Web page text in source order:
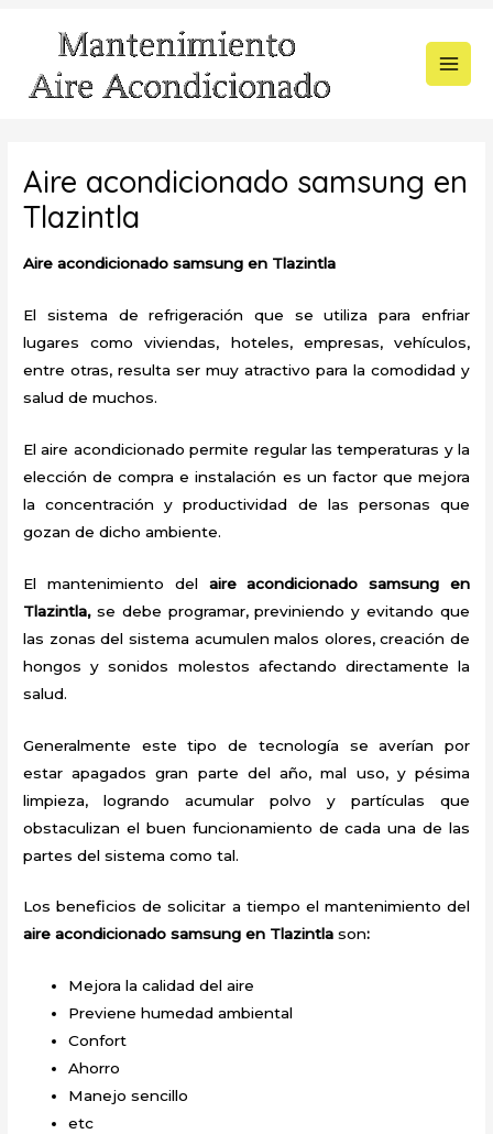
contenido
Aire acondicionado samsung en
Tlazintla
Aire acondicionado samsung en Tlazintla
El sistema de refrigeración que se utiliza para enfriar
lugares como viviendas, hoteles, empresas, vehículos,
entre otras, resulta ser muy atractivo para la comodidad y
salud de muchos.
El aire acondicionado permite regular las temperaturas y la
elección de compra e instalación es un factor que mejora
la concentración y productividad de las personas que
gozan de dicho ambiente.
El mantenimiento del aire acondicionado samsung en
Tlazintla,se debe programar, previniendo y evitando que
las zonas del sistema acumulen malos olores, creación de
hongos y sonidos molestos afectando directamente la
salud.
Generalmente este tipo de tecnología se averían por
estar apagados gran parte del año, mal uso, y pésima
limpieza, logrando acumular polvo y partículas que
obstaculizan el buen funcionamiento de cada una de las
partes del sistema como tal.
Los beneficios de solicitar a tiempo el mantenimiento del
aire acondicionado samsung en Tlazintlason:
Mejora la calidad del aire
Previene humedad ambiental
Confort
Ahorro
Manejo sencillo
etc